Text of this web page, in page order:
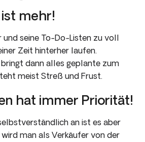
mehr!
und seine To-Do-Listen zu voll
Zeit hinterher laufen.
dann alles geplante zum
meist Streß und Frust.
hat immer Priorität!
an ist es aber
man als Verkäufer von der